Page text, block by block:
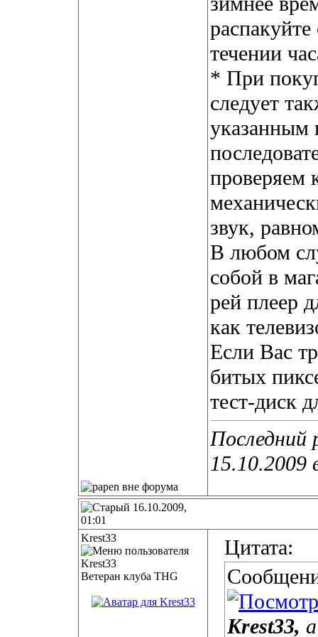
течении
* При
следует
указанным
проверяем
звук,
В любом
собой в
рей плеер
как
Если Вас
битых
тест-диск
Последний
15.10.2009
16.10.2009,
01:01
Krest33
Ветеран клуба THG
Цитата:
Krest33,